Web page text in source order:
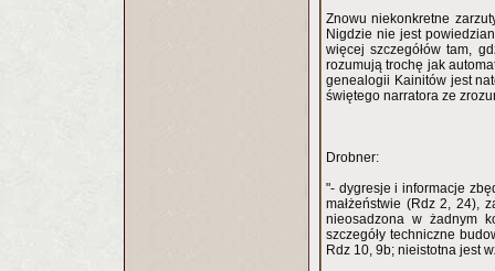
Znowu niekonkretne
Nigdzie nie jest
więcej szczegółów tam,
rozumują trochę jak
genealogii Kainitów jest
świętego narratora ze
Drobner:
"- dygresje i informacje
małżeństwie (Rdz 2, 24),
nieosadzona w żadnym
szczegóły techniczne
Rdz 10, 9b; nieistotna jest